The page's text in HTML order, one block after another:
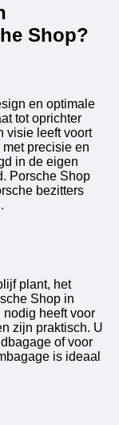
Shop?
en optimale
tot oprichter
visie leeft voort
precisie en
in de eigen
Porsche Shop
bezitters
plant, het
Shop in
heeft voor
zijn praktisch. U
of voor
is ideaal